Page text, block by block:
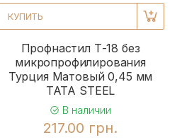
КУПИТЬ
Профнастил Т-18 без
микропрофилирования
Турция Матовый 0,45 мм
TATA STEEL
В наличии
217.00 грн.